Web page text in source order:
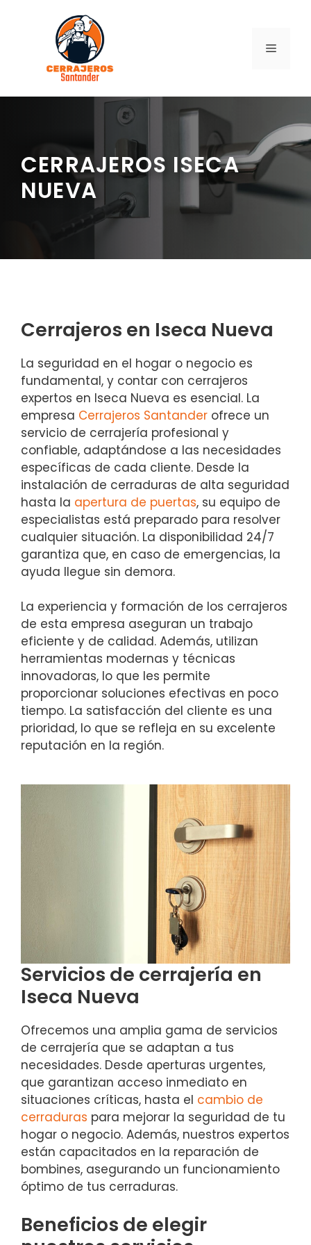
contenido
MENÚ
CERRAJEROS ISECA
NUEVA
Cerrajeros en Iseca Nueva
La seguridad en el hogar o negocio es
fundamental, y contar con cerrajeros
expertos en Iseca Nueva es esencial. La
empresa Cerrajeros Santander ofrece un
servicio de cerrajería profesional y
confiable, adaptándose a las necesidades
específicas de cada cliente. Desde la
instalación de cerraduras de alta seguridad
hasta la apertura de puertas, su equipo de
especialistas está preparado para resolver
cualquier situación. La disponibilidad 24/7
garantiza que, en caso de emergencias, la
ayuda llegue sin demora.
La experiencia y formación de los cerrajeros
de esta empresa aseguran un trabajo
eficiente y de calidad. Además, utilizan
herramientas modernas y técnicas
innovadoras, lo que les permite
proporcionar soluciones efectivas en poco
tiempo. La satisfacción del cliente es una
prioridad, lo que se refleja en su excelente
reputación en la región.
Servicios de cerrajería en
Iseca Nueva
Ofrecemos una amplia gama de servicios
de cerrajería que se adaptan a tus
necesidades. Desde aperturas urgentes,
que garantizan acceso inmediato en
situaciones críticas, hasta el cambio de
cerraduras para mejorar la seguridad de tu
hogar o negocio. Además, nuestros expertos
están capacitados en la reparación de
bombines, asegurando un funcionamiento
óptimo de tus cerraduras.
Beneficios de elegir